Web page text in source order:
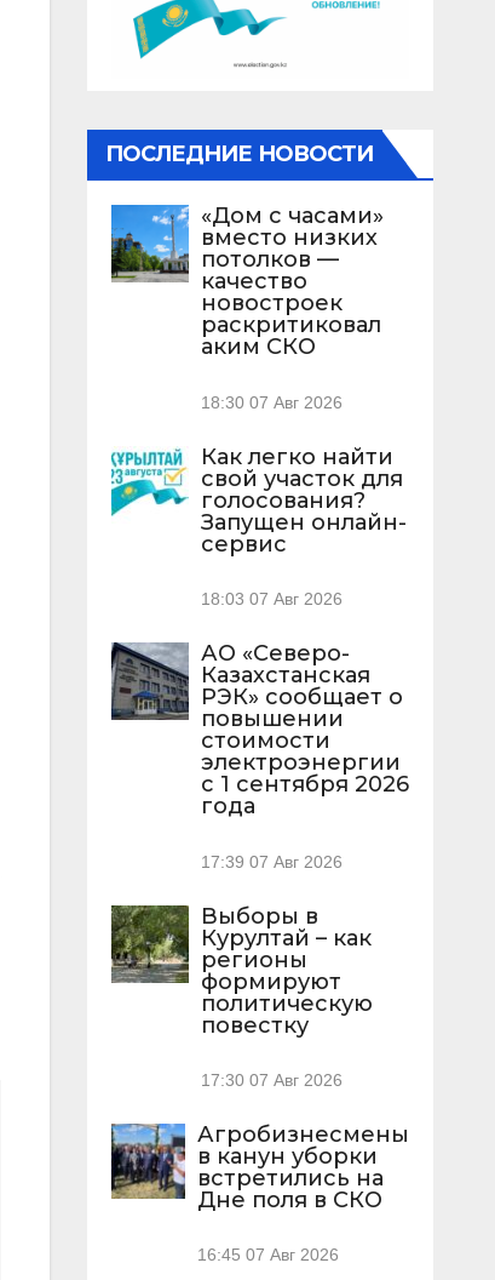
ПОСЛЕДНИЕ НОВОСТИ
«Дом с часами»
вместо низких
потолков —
качество
новостроек
раскритиковал
аким СКО
18:30 07 Авг 2026
Как легко найти
свой участок для
голосования?
Запущен онлайн-
сервис
18:03 07 Авг 2026
АО «Северо-
Казахстанская
РЭК» сообщает о
повышении
стоимости
электроэнергии
с 1 сентября 2026
года
17:39 07 Авг 2026
Выборы в
Курултай – как
регионы
формируют
политическую
повестку
17:30 07 Авг 2026
Агробизнесмены
в канун уборки
встретились на
Дне поля в СКО
16:45 07 Авг 2026